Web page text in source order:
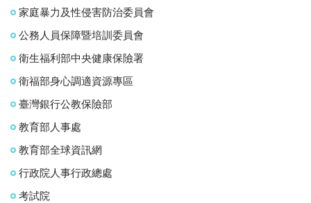
家庭暴力及性侵害防治委員會
公務人員保障暨培訓委員會
衛生福利部中央健康保險署
衛福部身心調適資源專區
臺灣銀行公教保險部
教育部人事處
教育部全球資訊網
行政院人事行政總處
考試院